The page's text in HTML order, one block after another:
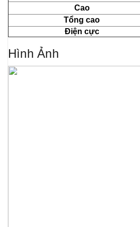
Cao
Tổng cao
Điện cực
Hình Ảnh